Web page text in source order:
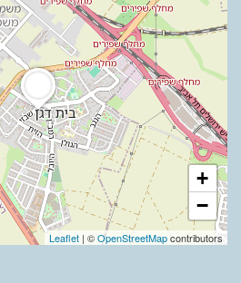
+
−
Leaflet | ©OpenStreetMapcontributors